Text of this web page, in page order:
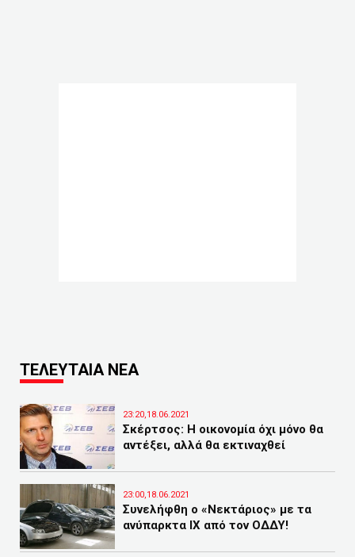
ΤΕΛΕΥΤΑΙΑ ΝΕΑ
23:20,18.06.2021
Σκέρτσος: Η οικονομία όχι μόνο θα
αντέξει, αλλά θα εκτιναχθεί
23:00,18.06.2021
Συνελήφθη ο «Νεκτάριος» με τα
ανύπαρκτα ΙΧ από τον ΟΔΔΥ!